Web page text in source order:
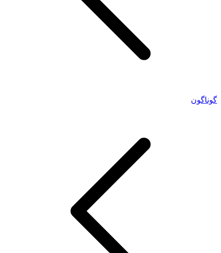
گوناگون